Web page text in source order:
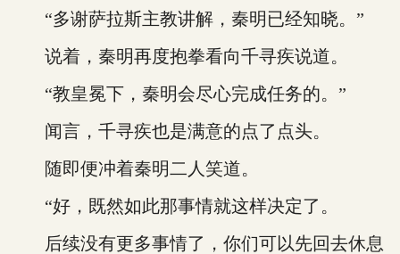
“多谢萨拉斯主教讲解，秦明已经知晓。”
说着，秦明再度抱拳看向千寻疾说道。
“教皇冕下，秦明会尽心完成任务的。”
闻言，千寻疾也是满意的点了点头。
随即便冲着秦明二人笑道。
“好，既然如此那事情就这样决定了。
后续没有更多事情了，你们可以先回去休息